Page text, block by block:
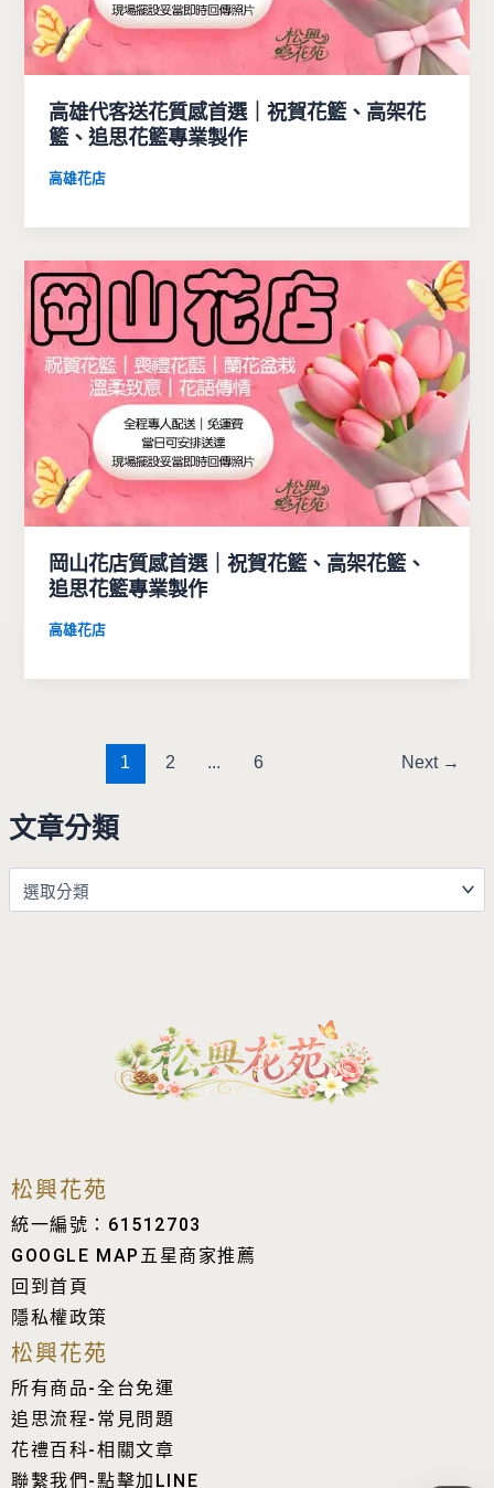
文章分類
高雄代客送花質感首選｜祝賀花籃、高架花
籃、追思花籃專業製作
高雄花店
岡山花店質感首選｜祝賀花籃、高架花籃、
追思花籃專業製作
高雄花店
1 2 ... 6 Next →
松興花苑
統一編號：61512703
GOOGLE MAP五星商家推薦
回到首頁
隱私權政策
松興花苑
所有商品-全台免運
追思流程-常見問題
花禮百科-相關文章
聯繫我們-點擊加LINE